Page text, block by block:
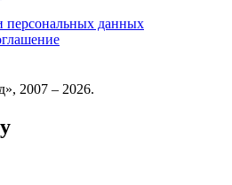
персональных данных
2007 – 2026.